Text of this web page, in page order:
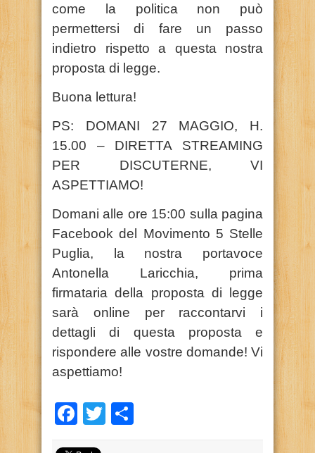
come la politica non può
permettersi di fare un passo
indietro rispetto a questa nostra
proposta di legge.
Buona lettura!
PS: DOMANI 27 MAGGIO, H.
15.00 – DIRETTA STREAMING
PER DISCUTERNE, VI
ASPETTIAMO!
Domani alle ore 15:00 sulla pagina
Facebook del Movimento 5 Stelle
Puglia, la nostra portavoce
Antonella Laricchia, prima
firmataria della proposta di legge
sarà online per raccontarvi i
dettagli di questa proposta e
rispondere alle vostre domande! Vi
aspettiamo!
Facebook
Twitter